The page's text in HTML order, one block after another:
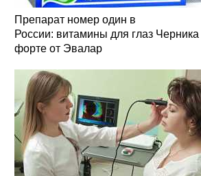
Препарат номер один в
России: витамины для глаз Черника
форте от Эвалар